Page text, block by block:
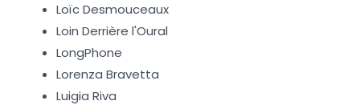
Loïc Desmouceaux
Loin Derrière l'Oural
LongPhone
Lorenza Bravetta
Luigia Riva